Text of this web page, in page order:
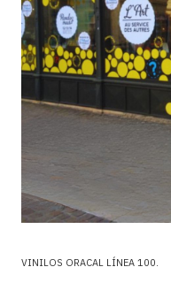
VINILOS ORACAL LÍNEA 100